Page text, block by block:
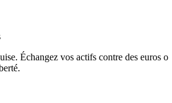
Échangez vos actifs contre des euros o